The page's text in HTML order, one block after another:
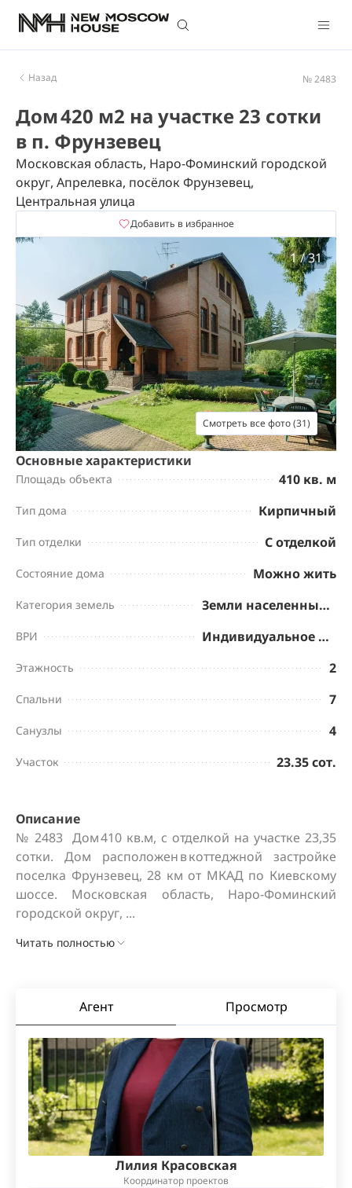
Назад № 2483
Дом 420 м2 на участке 23 сотки
в п. Фрунзевец
Московская область, Наро-Фоминский городской
округ, Апрелевка, посёлок Фрунзевец,
Центральная улица
Добавить в избранное
1/31
Смотреть все фото (31)
Основные характеристики
Площадь объекта 410 кв. м
Тип дома Кирпичный
Тип отделки С отделкой
Состояние дома Можно жить
Категория земель Земли населенных пунктов
ВРИ Индивидуальное жилищное строительство
Этажность 2
Спальни 7
Санузлы 4
Участок 23.35 сот.
Описание
№ 2483  Дом 410 кв.м, с отделкой на участке 23,35
сотки. Дом расположен в коттеджной застройке
поселка Фрунзевец, 28 км от МКАД по Киевскому
шоссе. Московская область, Наро-Фоминский
городской округ, ...
Читать полностью
Агент Просмотр
Лилия Красовская
Координатор проектов